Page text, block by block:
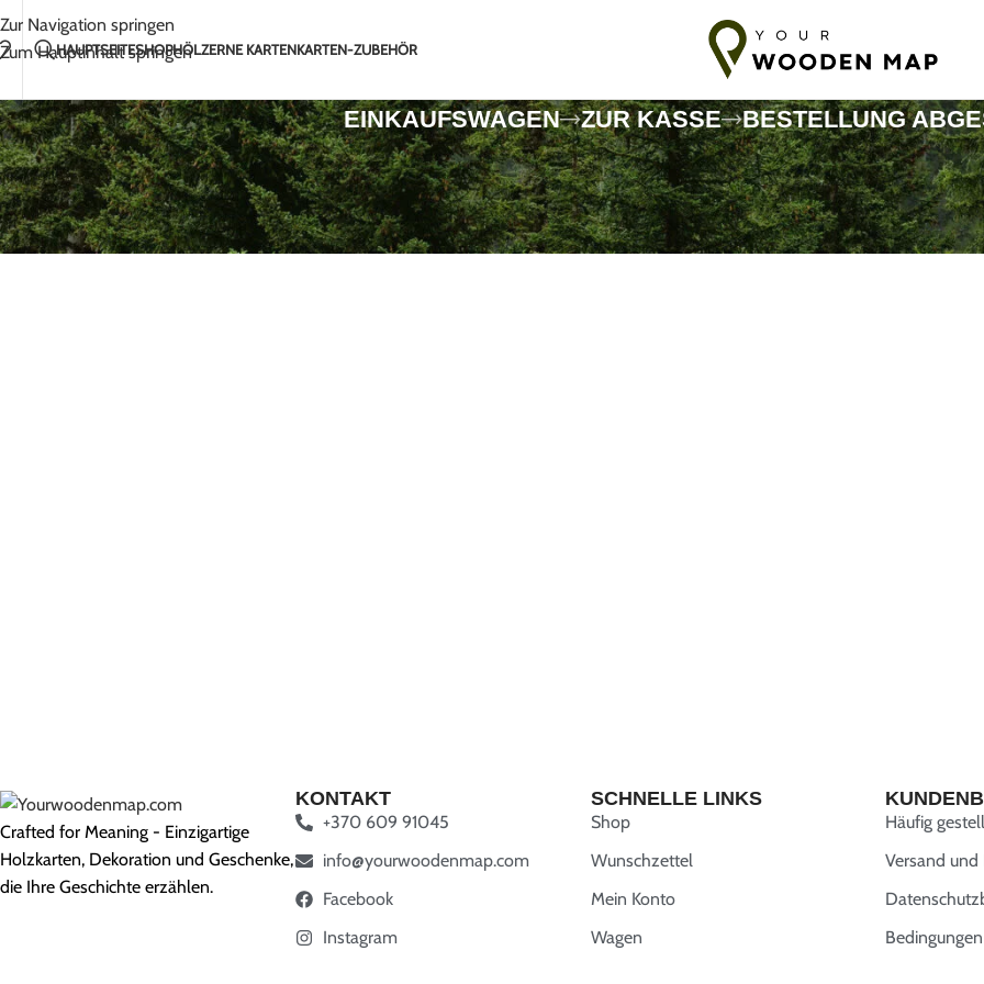
Zur Navigation springen
Zum Hauptinhalt springen
Handgefertigt mit Liebe in Litauen 7-14 Tage Versand in die EU
HAUPTSEITESHOPHÖLZERNE KARTENKARTEN-ZUBEHÖR
EINKAUFSWAGEN ZUR KASSE BESTELLUNG
Crafted for Meaning - Einzigartige
Holzkarten, Dekoration und Geschenke,
die Ihre Geschichte erzählen.
KONTAKT
+370 609 91045
info@yourwoodenmap.com
Facebook
Instagram
SCHNELLE LINKS
Shop
Wunschzettel
Mein Konto
Wagen
Häufig
Versand und